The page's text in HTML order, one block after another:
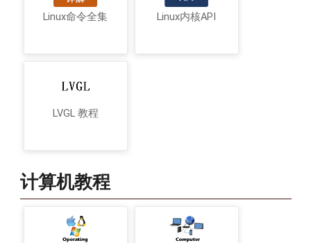
Linux命令全集 Linux内核API
LVGL 教程
计算机教程